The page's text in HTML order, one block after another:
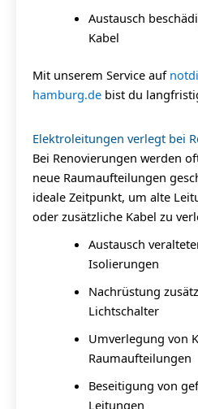
Austausch
Kabel
Mit unserem Service auf
hamburg.de bist du
Elektroleitungen verlegt bei
Bei Renovierungen werden
neue Raumaufteilungen
ideale Zeitpunkt, um alte
oder zusätzliche Kabel zu
Austausch
Isolierungen
Nachrüstung
Lichtschalter
Umverlegung von
Raumaufteilungen
Beseitigung von
Leitungen